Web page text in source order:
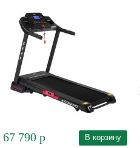
67 790 р В корзину